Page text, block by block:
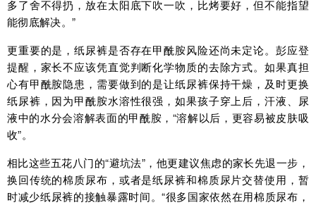
多了舍不得扔，放在太阳底下吹一吹，比烤要好，但不能指望
能彻底解决。”
更重要的是，纸尿裤是否存在甲酰胺风险还尚未定论。彭应登
提醒，家长不应该凭直觉判断化学物质的去除方式。如果真担
心有甲酰胺隐患，需要做到的是让纸尿裤保持干燥，及时更换
纸尿裤，因为甲酰胺水溶性很强，如果孩子穿上后，汗液、尿
液中的水分会溶解表面的甲酰胺，“溶解以后，更容易被皮肤吸
收”。
相比这些五花八门的“避坑法”，他更建议焦虑的家长先退一步，
换回传统的棉质尿布，或者是纸尿裤和棉质尿片交替使用，暂
时减少纸尿裤的接触暴露时间。“很多国家依然在用棉质尿布，